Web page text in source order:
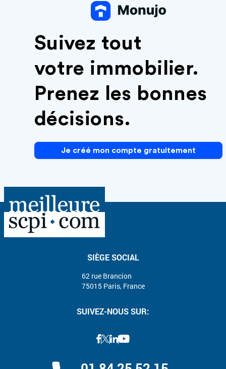
Suivez tout
votre immobilier.
Prenez les bonnes
décisions.
Je créé mon compte gratuitement
SIÈGE SOCIAL
62 rue Brancion
75015 Paris, France
SUIVEZ-NOUS SUR: